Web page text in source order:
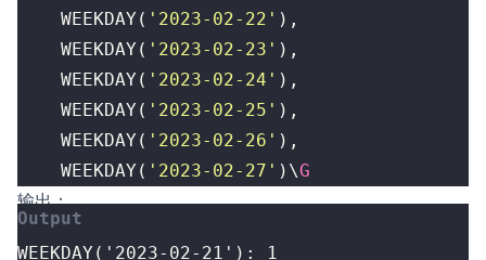
WEEKDAY ( '2023-02-22' ),
WEEKDAY ( '2023-02-23' ),
WEEKDAY ( '2023-02-24' ),
WEEKDAY ( '2023-02-25' ),
WEEKDAY ( '2023-02-26' ),
WEEKDAY ( '2023-02-27' ) \G
输出：